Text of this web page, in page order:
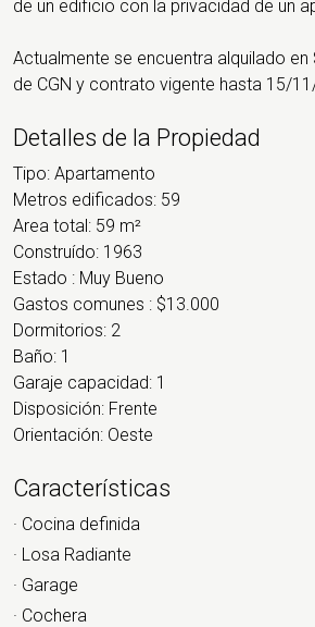
de un edificio con la privacidad de un
Actualmente se encuentra alquilado
de CGN y contrato vigente hasta 15/
Detalles de la Propiedad
Tipo: Apartamento
Metros edificados: 59
Area total: 59 m²
Construído: 1963
Estado : Muy Bueno
Gastos comunes : $13.000
Dormitorios: 2
Baño: 1
Garaje capacidad: 1
Disposición: Frente
Orientación: Oeste
Características
· Cocina definida
· Losa Radiante
· Garage
· Cochera